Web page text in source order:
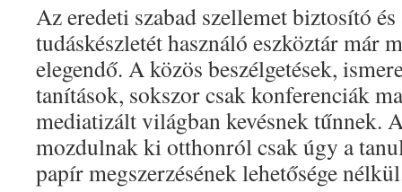
Az eredeti szabad szellemet biztosító
tudáskészletét használó eszköztár már
elegendő. A közös beszélgetések,
tanítások, sokszor csak konferenciák
mediatizált világban kevésnek tűnnek.
mozdulnak ki otthonról csak úgy a
papír megszerzésének lehetősége